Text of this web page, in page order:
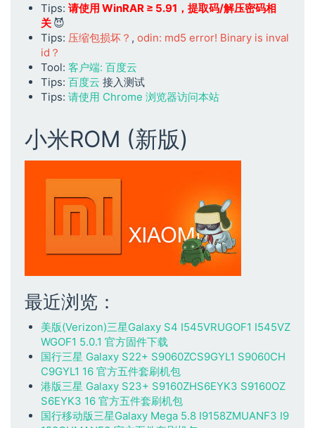
Tips: 请使用 WinRAR ≥ 5.91，提取码/解压密码相
关 😈
Tips: 压缩包损坏？ , odin: md5 error! Binary is inval
id？
Tool: 客户端: 百度云
Tips: 百度云 接入测试
Tips: 请使用 Chrome 浏览器访问本站
小米ROM (新版)
最近浏览：
美版(Verizon)三星Galaxy S4 I545VRUGOF1 I545VZ
WGOF1 5.0.1 官方固件下载
国行三星 Galaxy S22+ S9060ZCS9GYL1 S9060CH
C9GYL1 16 官方五件套刷机包
港版三星 Galaxy S23+ S9160ZHS6EYK3 S9160OZ
S6EYK3 16 官方五件套刷机包
国行移动版三星Galaxy Mega 5.8 I9158ZMUANF3 I9